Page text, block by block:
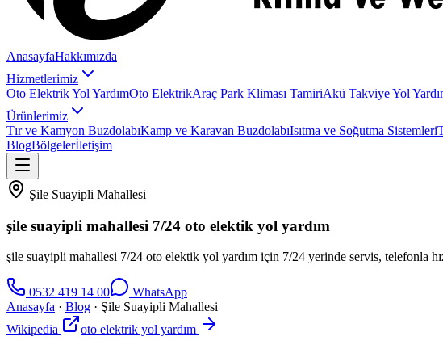
AnasayfaHakkımızda
Hizmetlerimiz
Oto Elektrik Yol YardımOto ElektrikAraç Park Kliması TamiriAkü Takviye Yol
Ürünlerimiz
Tır ve Kamyon BuzdolabıKamp ve Karavan BuzdolabıIsıtma ve Soğutma Sistemleri
BlogBölgelerİletişim
Şile Suayipli Mahallesi
şile suayipli mahallesi 7/24 oto elektik yol yardım
şile suayipli mahallesi 7/24 oto elektik yol yardım için 7/24 yerinde servis, telefonla
0532 419 14 00
WhatsApp
Anasayfa · Blog · Şile Suayipli Mahallesi
Wikipedia
oto elektrik yol yardım